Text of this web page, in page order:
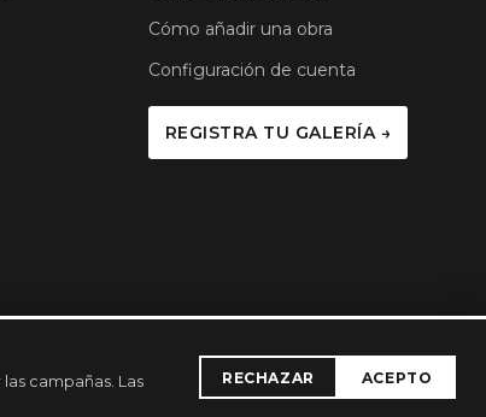
Cómo añadir una obra
Configuración de cuenta
REGISTRA TU GALERÍA →
campañas. Las
RECHAZAR ACEPTO